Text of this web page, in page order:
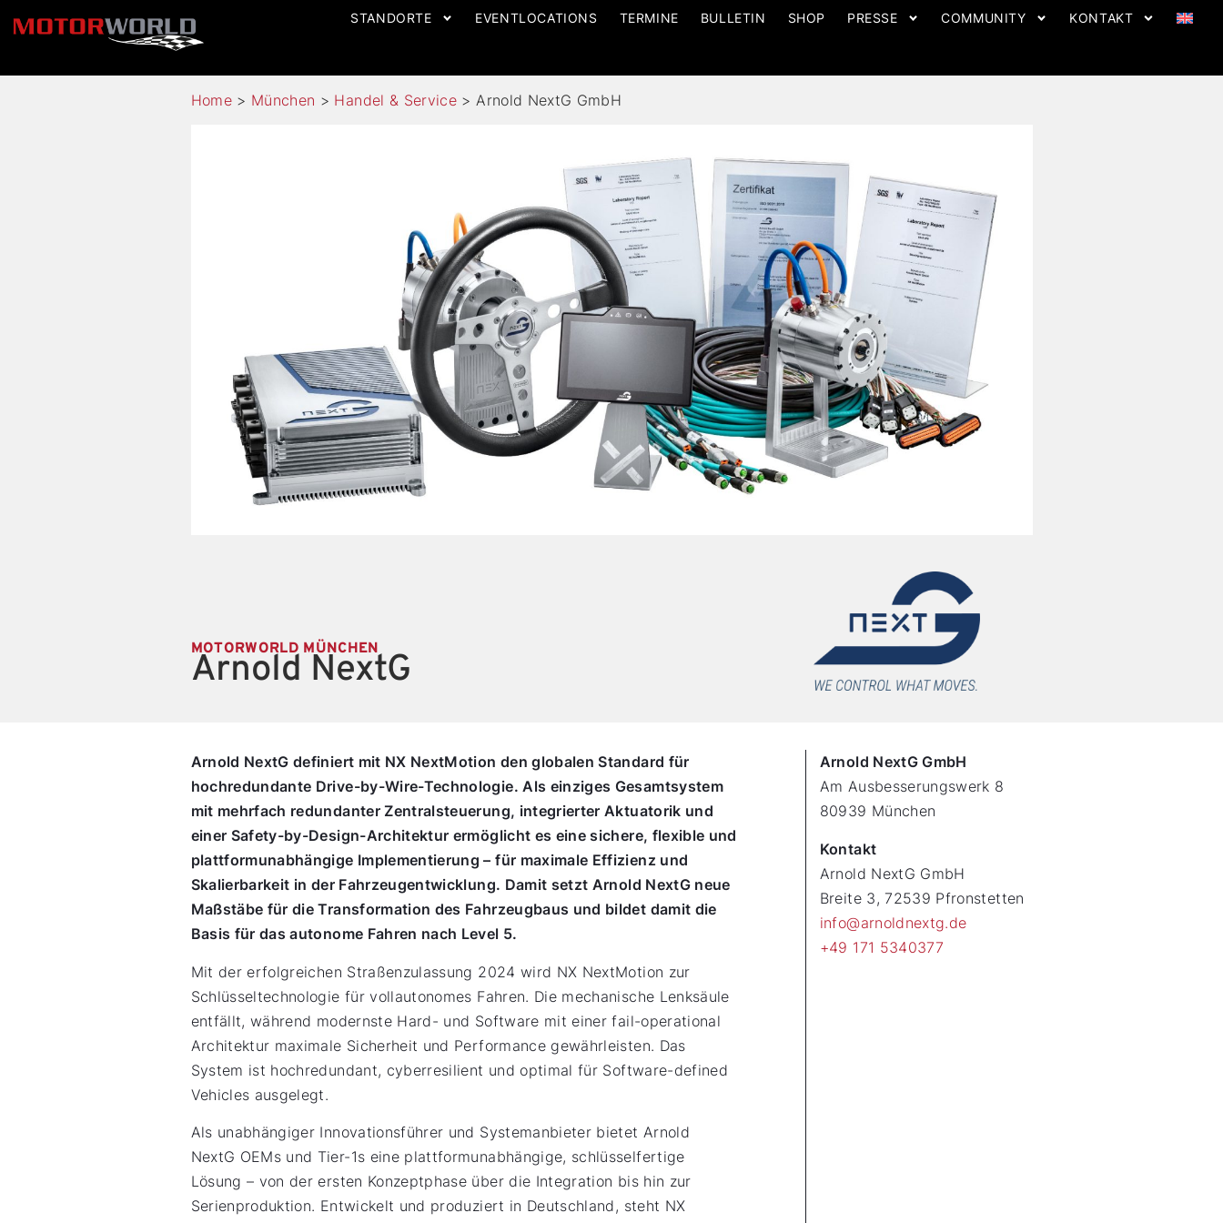
STANDORTE EVENTLOCATIONS TERMINE BULLETIN SHOP PRESSE COMMUNITY KONTAKT
Home> München > Handel & Service >Arnold NextG GmbH
MOTORWORLD MÜNCHEN
Arnold NextG
Arnold NextG definiert mit NX NextMotion den globalen Standard für
hochredundante Drive-by-Wire-Technologie. Als einziges Gesamtsystem
mit mehrfach redundanter Zentralsteuerung, integrierter Aktuatorik und
einer Safety-by-Design-Architektur ermöglicht es eine sichere, flexible und
plattformunabhängige Implementierung – für maximale Effizienz und
Skalierbarkeit in der Fahrzeugentwicklung. Damit setzt Arnold NextG neue
Maßstäbe für die Transformation des Fahrzeugbaus und bildet damit die
Basis für das autonome Fahren nach Level 5.
Mit der erfolgreichen Straßenzulassung 2024 wird NX NextMotion zur
Schlüsseltechnologie für vollautonomes Fahren. Die mechanische Lenksäule
entfällt, während modernste Hard- und Software mit einer fail-operational
Architektur maximale Sicherheit und Performance gewährleisten. Das
System ist hochredundant, cyberresilient und optimal für Software-defined
Vehicles ausgelegt.
Als unabhängiger Innovationsführer und Systemanbieter bietet Arnold
NextG OEMs und Tier-1s eine plattformunabhängige, schlüsselfertige
Lösung – von der ersten Konzeptphase über die Integration bis hin zur
Serienproduktion. Entwickelt und produziert in Deutschland, steht NX
Arnold NextG GmbH
Am Ausbesserungswerk 8
80939 München
Kontakt
Arnold NextG GmbH
Breite 3, 72539 Pfronstetten
info@arnoldnextg.de
+49 171 5340377